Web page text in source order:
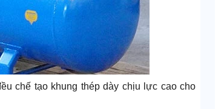
chế tạo khung thép dày chịu lực cao cho